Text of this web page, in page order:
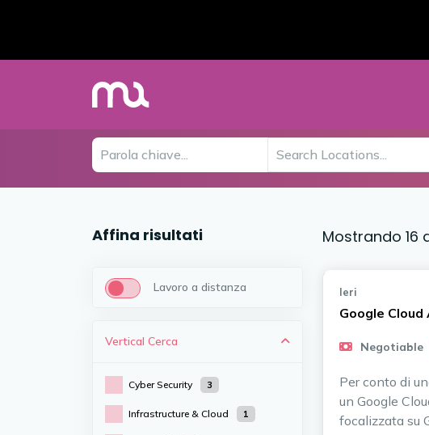
Affina risultati
Lavoro a distanza
Vertical Cerca
Cyber Security 3
Infrastructure & Cloud 1
Mostrando 16
Ieri
Google
Negotiable
Per conto di
un Google
focalizzata su